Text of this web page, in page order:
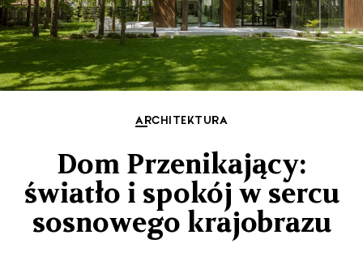
ARCHITEKTURA
Dom Przenikający:
światło i spokój w sercu
sosnowego krajobrazu